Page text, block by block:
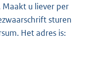
u liever per
sturen
Het adres is: